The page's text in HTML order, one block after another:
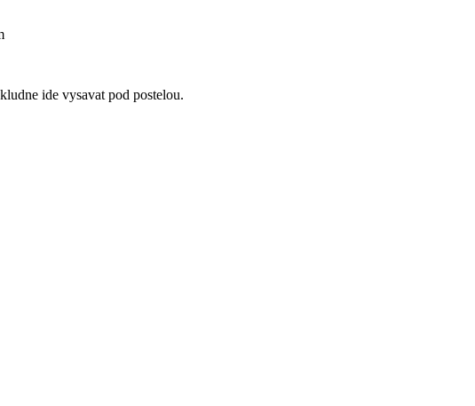
ide vysavat pod postelou.